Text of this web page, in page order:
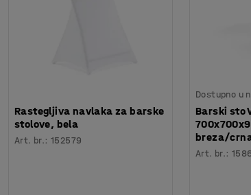
Rastegljiva navlaka za barske
stolove, bela
Art. br.:152579
Dostupno u
Barski sto
breza/
Art. br.: